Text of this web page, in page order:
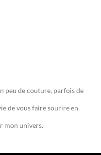
peu de couture, parfois de
de vous faire sourire en
mon univers.